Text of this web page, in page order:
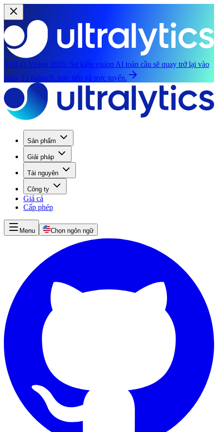
YOLO Vision 2026: Sự kiện vision AI toàn cầu sẽ quay trở lại vào
ngày 13 tháng 9, trực tiếp và trực tuyến.
Sản phẩm
Giải pháp
Tài nguyên
Công ty
Giá cả
Cấp phép
Menu Chọn ngôn ngữ